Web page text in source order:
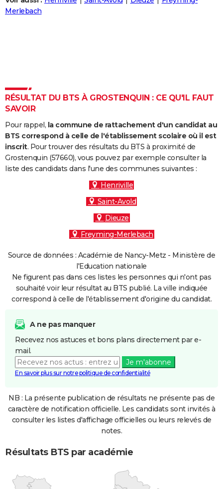
Destinations
City break
Voyage nature
Voyage de noces
Forum
Climat
+
PHOTO
Carte de Noël
Carte Bonne année
Carte Saint-Valentin
Carte Pâques
Carte d'anniversaire
DICTIONNAIRE
Dictionnaire
Biographies
Citations
Expressions
Proverbes
PROGRAMME TV
COPAINS D'AVANT
S'inscrire
Se connecter
Lycées
Collèges
Primaires
Universités
Entreprises
Service militaire
Avis de recherche
AVIS DE DÉCÈS
FORUM
Merlebach
RÉSULTAT DU BTS À GROSTENQUIN : CE QU'IL FAUT
SAVOIR
Pour rappel, la commune de rattachement d'un candidat au
BTS correspond à celle de l'établissement scolaire où il est
inscrit. Pour trouver des résultats du BTS à proximité de
Grostenquin (57660), vous pouvez par exemple consulter la
liste des candidats dans l'une des communes suivantes :
Henriville
Saint-Avold
Dieuze
Freyming-Merlebach
Source de données : Académie de Nancy-Metz - Ministère de
l'Education nationale
Ne figurent pas dans ces listes les personnes qui n'ont pas
souhaité voir leur résultat au BTS publié. La ville indiquée
correspond à celle de l'établissement d'origine du candidat.
A ne pas manquer
Recevez nos astuces et bons plans directement par e-
mail.
Je m'abonne
En savoir plus sur notre politique de confidentialité
NB : La présente publication de résultats ne présente pas de
caractère de notification officielle. Les candidats sont invités à
consulter les listes d'affichage officielles ou leurs relevés de
notes.
Résultats BTS par académie